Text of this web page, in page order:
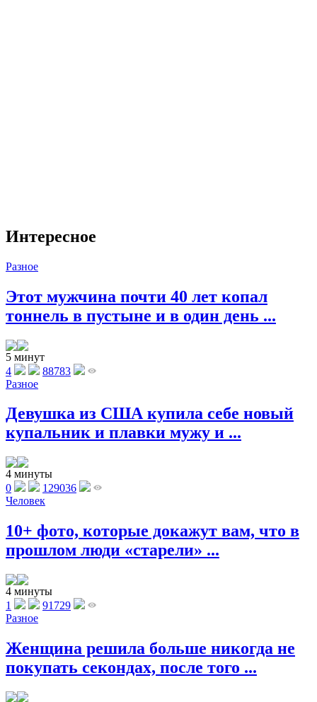
Интересное
Разное
Этот мужчина почти 40 лет копал
тоннель в пустыне и в один день ...
5 минут
4
88783
Разное
Девушка из США купила себе новый
купальник и плавки мужу и ...
4 минуты
0
129036
Человек
10+ фото, которые докажут вам, что в
прошлом люди «старели» ...
4 минуты
1
91729
Разное
Женщина решила больше никогда не
покупать секондах, после того ...